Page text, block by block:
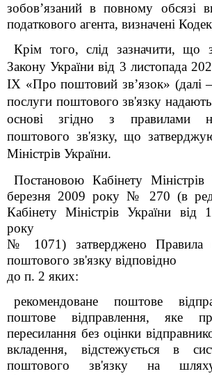
зобов’язаний в повному обсязі
податкового агента, визначені
Крім того, слід зазначити, що
Закону України від 3 листопада
IX «Про поштовий зв’язок»
послуги поштового зв'язку
основі згідно з правилами
поштового зв'язку, що
Міністрів України.
Постановою Кабінету
березня 2009 року № 270 (в
Кабінету Міністрів України
року
№ 1071) затверджено Правила
поштового зв'язку відповідно
до п. 2 яких:
рекомендоване поштове
поштове відправлення, яке
пересилання без оцінки
вкладення, відстежується в
поштового зв'язку на